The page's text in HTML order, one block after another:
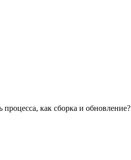
как сборка и обновление?